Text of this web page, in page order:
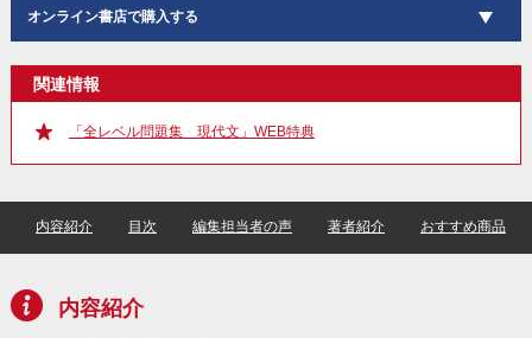
オンライン書店で購入する
関連情報
「全レベル問題集 現代文」WEB特典
内容紹介 目次 編集担当者の声 著者紹介 おすすめ商品
内容紹介